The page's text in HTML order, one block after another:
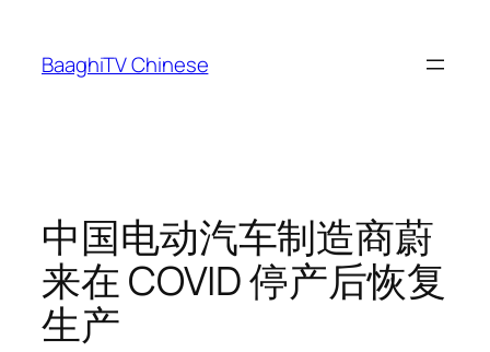
content
BaaghiTV Chinese
中国电动汽车制造商蔚
来在 COVID 停产后恢复
生产